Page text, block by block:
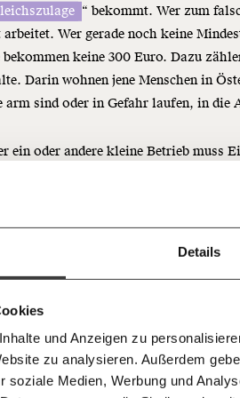
Details
und Anzeigen zu
zu analysieren. Außerdem
soziale Medien, Werbung und
unsere Wirtschaft so
das wird auch so bleiben.
6017
für sozialen Fortschritt
Facebook
“ bekommt. Wer zum
Wer gerade noch keine
bekommen keine 300 Euro. Dazu
Darin wohnen jene Menschen in
arm sind oder in Gefahr laufen, in die
ein oder andere kleine Betrieb muss
gewinnen